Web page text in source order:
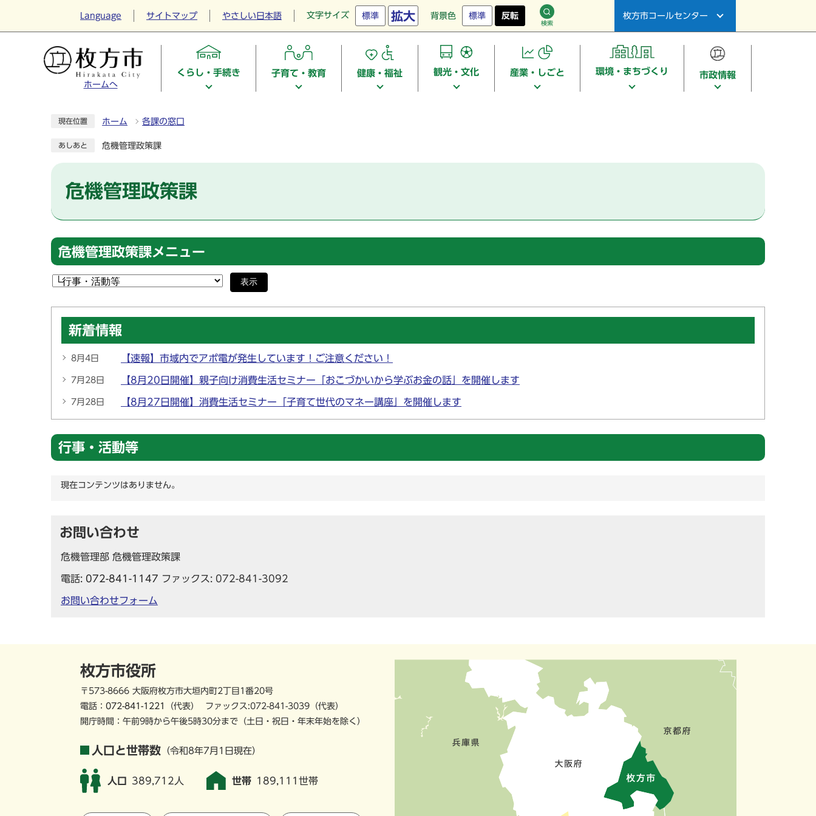
Language サイトマップ やさしい日本語 文字サイズ 標準 拡大 背景色 標準 反転
検索
枚方市コールセンター
ホームへ
くらし・手続き 子育て・教育 健康・福祉 観光・文化 産業・しごと 環境・まちづくり 市政情報
現在位置 ホーム 各課の窓口
あしあと 危機管理政策課
危機管理政策課
危機管理政策課メニュー
表示
新着情報
8月4日 【速報】市域内でアポ電が発生しています！ご注意ください！
7月28日 【8月20日開催】親子向け消費生活セミナー「おこづかいから学ぶお金の話」を開催します
7月28日 【8月27日開催】消費生活セミナー「子育て世代のマネー講座」を開催します
行事・活動等
現在コンテンツはありません。
お問い合わせ
危機管理部 危機管理政策課
電話: 072-841-1147 ファックス: 072-841-3092
お問い合わせフォーム
枚方市役所
〒573-8666 大阪府枚方市大垣内町2丁目1番20号
電話： 072-841-1221 （代表） ファックス:072-841-3039（代表）
開庁時間：午前9時から午後5時30分まで （土日・祝日・年末年始を除く）
人口と世帯数 （令和8年7月1日現在）
人口 389,712人 世帯 189,111世帯